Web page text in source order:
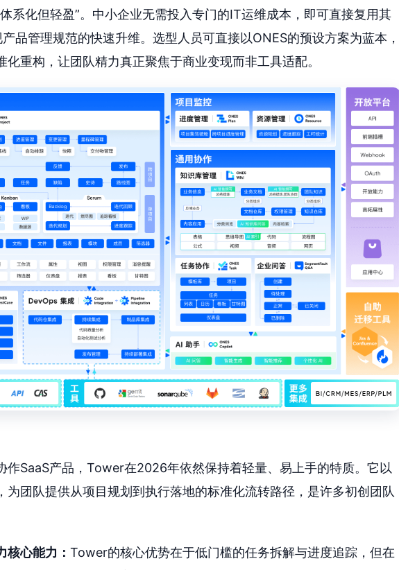
系化但轻盈”。中小企业无需投入专门的IT运维成本，即可直接复用其
品管理规范的快速升维。选型人员可直接以ONES的预设方案为蓝本，
重构，让团队精力真正聚焦于商业变现而非工具适配。
作SaaS产品，Tower在2026年依然保持着轻量、易上手的特质。它以
为团队提供从项目规划到执行落地的标准化流转路径，是许多初创团队
核心能力： Tower的核心优势在于低门槛的任务拆解与进度追踪，但在